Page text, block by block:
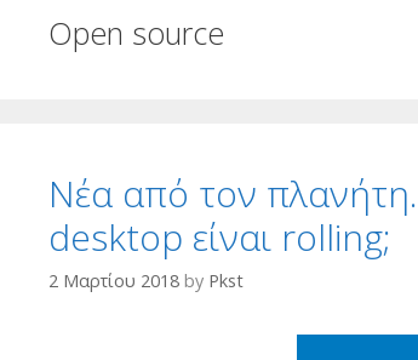
Open source
Νέα από τον
desktop είναι rolling;
2 Μαρτίου 2018 by Pkst